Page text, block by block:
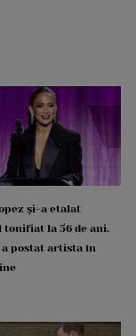
și-a etalat
tonifiat la 56 de ani.
a postat artista în